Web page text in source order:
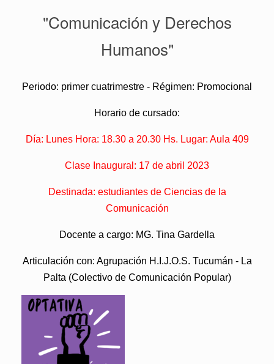
"Comunicación y Derechos
Humanos"
Periodo: primer cuatrimestre - Régimen: Promocional
Horario de cursado:
Día: Lunes Hora: 18.30 a 20.30 Hs. Lugar: Aula 409
Clase Inaugural: 17 de abril 2023
Destinada: estudiantes de Ciencias de la
Comunicación
Docente a cargo: MG. Tina Gardella
Articulación con: Agrupación H.I.J.O.S. Tucumán - La
Palta (Colectivo de Comunicación Popular)